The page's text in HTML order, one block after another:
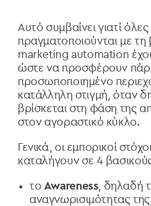
Αυτό συμβαίνει γιατί
πραγματοποιούνται με τη
marketing automation
ώστε να προσφέρουν
προσωποποιημένο
κατάλληλη στιγμή, όταν
βρίσκεται στη φάση της
στον αγοραστικό κύκλο.
Γενικά, οι εμπορικοί
καταλήγουν σε 4
το Awareness , δηλαδή
αναγνωρισιμότητας της